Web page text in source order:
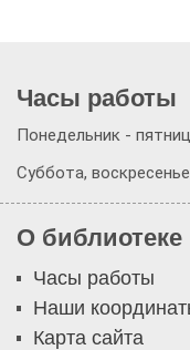
Часы работы
Понедельник -
Суббота,
О библиотеке
Часы работы
Наши
Карта сайта